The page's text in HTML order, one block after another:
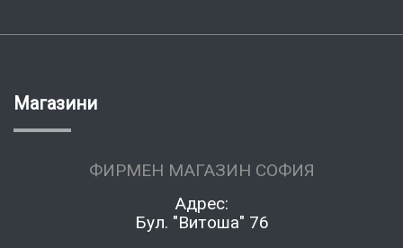
Магазини
ФИРМЕН МАГАЗИН СОФИЯ
Адрес:
Бул. "Витоша" 76